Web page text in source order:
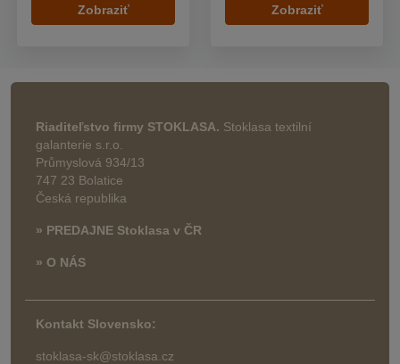
Zobraziť Zobraziť
Riaditeľstvo firmy STOKLASA. Stoklasa textilní
galanterie s.r.o.
Průmyslová 934/13
747 23 Bolatice
Česká republika
» PREDAJNE Stoklasa v ČR
» O NÁS
Kontakt Slovensko:
stoklasa-sk@stoklasa.cz